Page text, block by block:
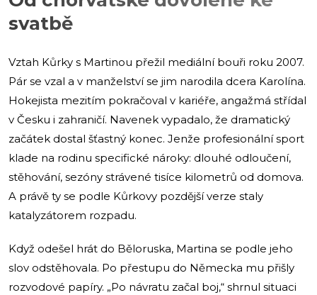
svatbě
Vztah Kůrky s Martinou přežil mediální bouři roku 2007.
Pár se vzal a v manželství se jim narodila dcera Karolína.
Hokejista mezitím pokračoval v kariéře, angažmá střídal
v Česku i zahraničí. Navenek vypadalo, že dramatický
začátek dostal šťastný konec. Jenže profesionální sport
klade na rodinu specifické nároky: dlouhé odloučení,
stěhování, sezóny strávené tisíce kilometrů od domova.
A právě ty se podle Kůrkovy pozdější verze staly
katalyzátorem rozpadu.
Když odešel hrát do Běloruska, Martina se podle jeho
slov odstěhovala. Po přestupu do Německa mu přišly
rozvodové papíry. „Po návratu začal boj,“ shrnul situaci